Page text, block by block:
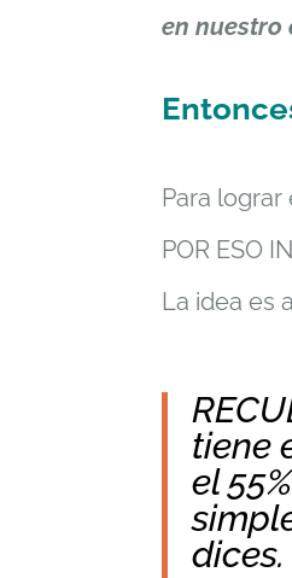
en nuestro
Para
POR ESO
La idea es
tiene
el
dices.